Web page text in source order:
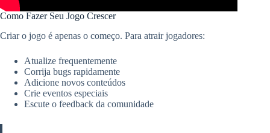
Como Fazer Seu Jogo Crescer
Criar o jogo é apenas o começo. Para atrair jogadores:
Atualize frequentemente
Corrija bugs rapidamente
Adicione novos conteúdos
Crie eventos especiais
Escute o feedback da comunidade